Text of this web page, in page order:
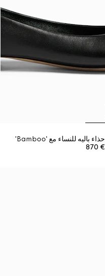
حذاء باليه للنساء مع 'Bamboo'
€ 870